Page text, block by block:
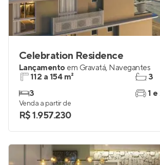
Celebration Residence
Lançamento em Gravatá, Navegantes
112 a 154 m²
3
3
1 e
Venda a partir de
R$ 1.957.230